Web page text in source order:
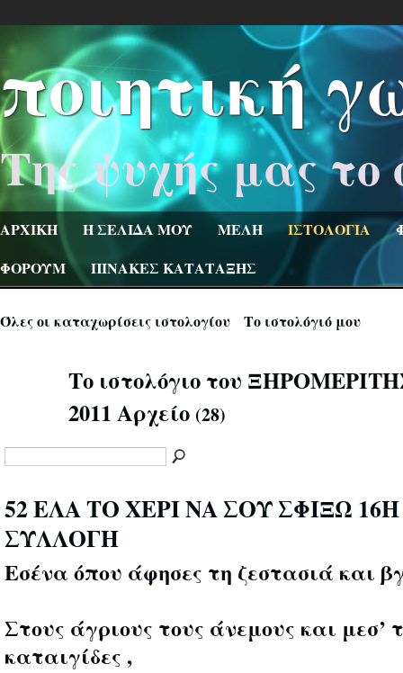
ποιητική
Της ψυχής μας το
ΑΡΧΙΚΗ Η ΣΕΛΙΔΑ ΜΟΥ ΜΕΛΗ ΙΣΤΟΛΟΓΙΑ
ΦΟΡΟΥΜ
ΠΙΝΑΚΕΣ ΚΑΤΑΤΑΞΗΣ
Όλες οι καταχωρίσεις ιστολογίου Το ιστολόγιό μου
Το ιστολόγιο του
2011 Αρχείο (28)
52 ΕΛΑ ΤΟ ΧΕΡΙ ΝΑ ΣΟΥ ΣΦΙΞΩ 16Η
ΣΥΛΛΟΓΗ
Εσένα όπου άφησες τη ζεστασιά και
Στους άγριους τους άνεμους και μεσ’
καταιγίδες ,